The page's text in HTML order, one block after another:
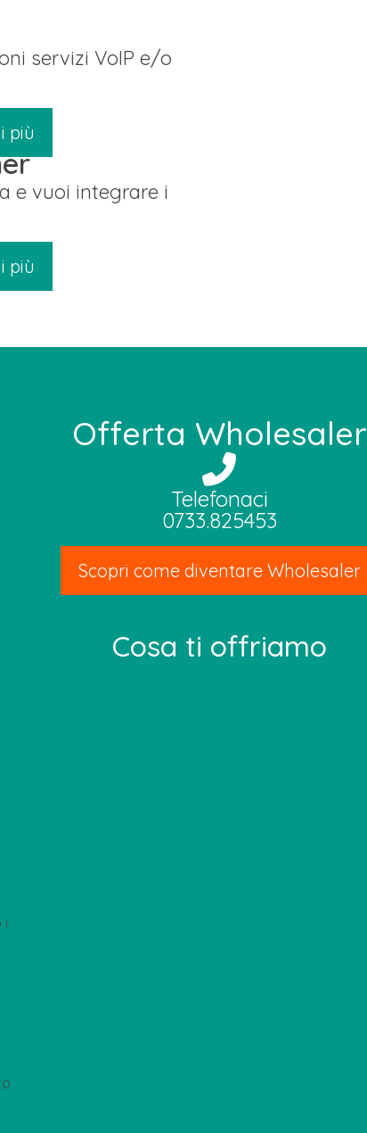
servizi VoIP e/o
più
e vuoi integrare i
più
Offerta Wholesaler
Telefonaci
0733.825453
Scopri come diventare Wholesaler
Cosa ti offriamo
i